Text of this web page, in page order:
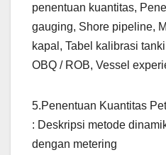
penentuan kuantitas,
gauging, Shore pipeline,
kapal, Tabel kalibrasi
OBQ / ROB, Vessel
5.Penentuan Kuantitas
: Deskripsi metode
dengan metering